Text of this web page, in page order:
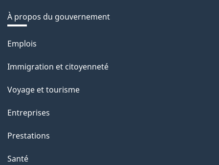
À propos du gouvernement
Thèmes
sujets
Emplois
Immigration et citoyenneté
Voyage et tourisme
Entreprises
Prestations
Santé